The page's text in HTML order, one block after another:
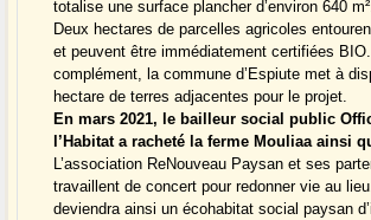
totalise une surface plancher d’environ 640
Deux hectares de parcelles agricoles
et peuvent être immédiatement certifiées
complément, la commune d’Espiute met à
hectare de terres adjacentes pour le projet.
En mars 2021, le bailleur social public
l’Habitat a racheté la ferme Mouliaa ainsi
L’association ReNouveau Paysan et ses
travaillent de concert pour redonner vie au
deviendra ainsi un écohabitat social paysan